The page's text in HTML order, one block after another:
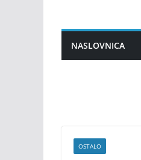
contentNASLOVNICA
OSTALO